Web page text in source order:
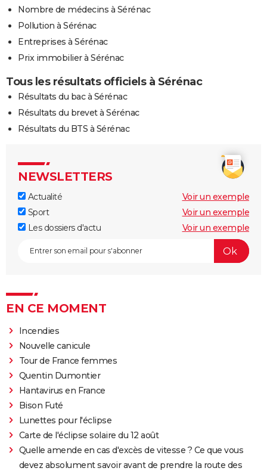
Nombre de médecins à Sérénac
Pollution à Sérénac
Entreprises à Sérénac
Prix immobilier à Sérénac
Tous les résultats officiels à Sérénac
Résultats du bac à Sérénac
Résultats du brevet à Sérénac
Résultats du BTS à Sérénac
NEWSLETTERS
Actualité
Voir un exemple
Sport
Voir un exemple
Les dossiers d'actu
Voir un exemple
EN CE MOMENT
Incendies
Nouvelle canicule
Tour de France femmes
Quentin Dumontier
Hantavirus en France
Bison Futé
Lunettes pour l'éclipse
Carte de l'éclipse solaire du 12 août
Quelle amende en cas d'excès de vitesse ? Ce que vous
devez absolument savoir avant de prendre la route des